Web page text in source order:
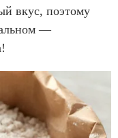
вкус, поэтому
—